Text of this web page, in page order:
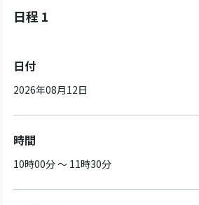
日程 1
日付
2026年08月12日
時間
10時00分 ～ 11時30分